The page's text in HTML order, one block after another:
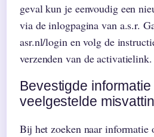
geval kun je eenvoudig een
via de inlogpagina van a.s.r.
asr.nl/login en volg de
verzenden van de activatielink.
Bevestigde informatie
veelgestelde
Bij het zoeken naar informatie